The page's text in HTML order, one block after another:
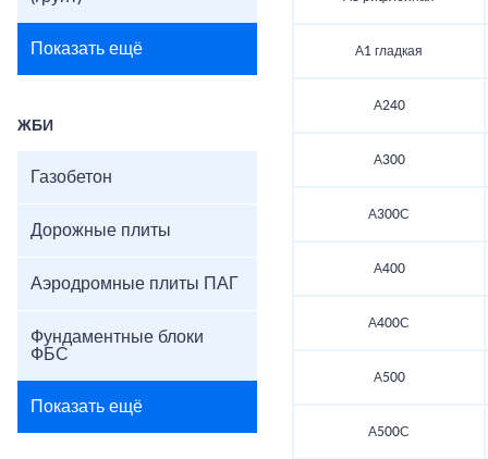
Показать ещё
ЖБИ
Газобетон
Дорожные плиты
Аэродромные плиты ПАГ
Фундаментные блоки
ФБС
Показать ещё
А1 гладкая
А240
А300
А300С
А400
А400С
А500
А500С